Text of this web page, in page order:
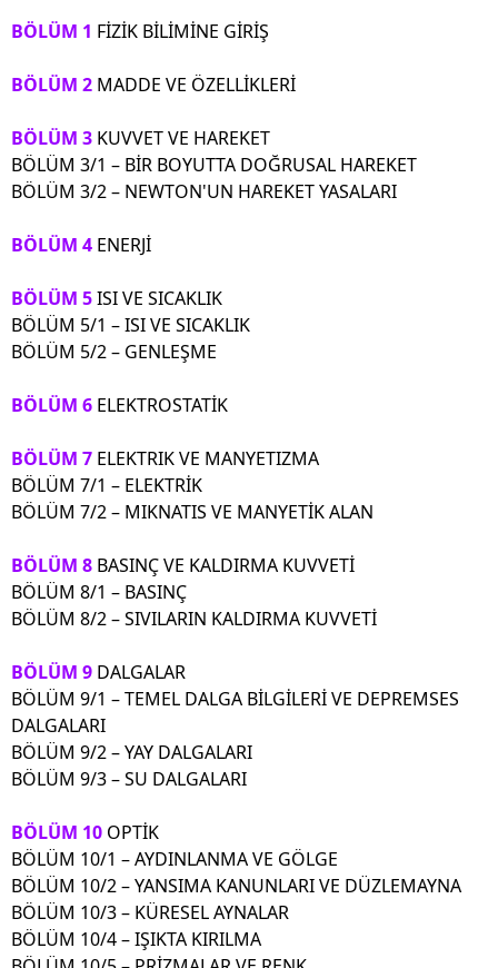
BÖLÜM 1 FİZİK BİLİMİNE GİRİŞ
BÖLÜM 2 MADDE VE ÖZELLİKLERİ
BÖLÜM 3 KUVVET VE HAREKET
BÖLÜM 3/1 – BİR BOYUTTA DOĞRUSAL HAREKET
BÖLÜM 3/2 – NEWTON'UN HAREKET YASALARI
BÖLÜM 4 ENERJİ
BÖLÜM 5ISI VE SICAKLIK
BÖLÜM 5/1 – ISI VE SICAKLIK
BÖLÜM 5/2 – GENLEŞME
BÖLÜM 6 ELEKTROSTATİK
BÖLÜM 7 ELEKTRIK VE MANYETIZMA
BÖLÜM 7/1 – ELEKTRİK
BÖLÜM 7/2 – MIKNATIS VE MANYETİK ALAN
BÖLÜM 8 BASINÇ VE KALDIRMA KUVVETİ
BÖLÜM 8/1 – BASINÇ
BÖLÜM 8/2 – SIVILARIN KALDIRMA KUVVETİ
BÖLÜM 9 DALGALAR
BÖLÜM 9/1 – TEMEL DALGA BİLGİLERİ VE DEPREMSES
DALGALARI
BÖLÜM 9/2 – YAY DALGALARI
BÖLÜM 9/3 – SU DALGALARI
BÖLÜM 10 OPTİK
BÖLÜM 10/1 – AYDINLANMA VE GÖLGE
BÖLÜM 10/2 – YANSIMA KANUNLARI VE DÜZLEMAYNA
BÖLÜM 10/3 – KÜRESEL AYNALAR
BÖLÜM 10/4 – IŞIKTA KIRILMA